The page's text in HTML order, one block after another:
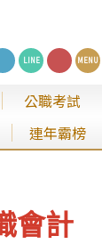
LINE MENU
公職考試
連年霸榜
會計